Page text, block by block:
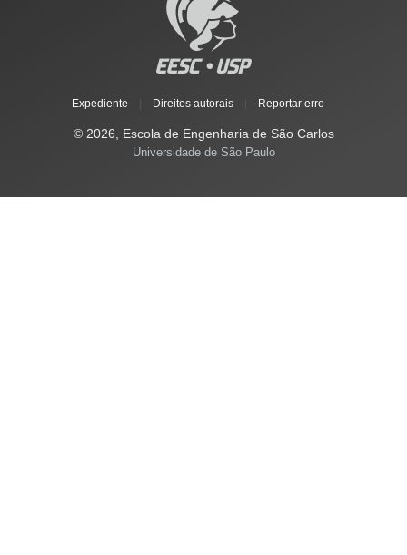
Expediente Direitos autorais Reportar erro
© 2026, Escola de Engenharia de São Carlos
Universidade de São Paulo